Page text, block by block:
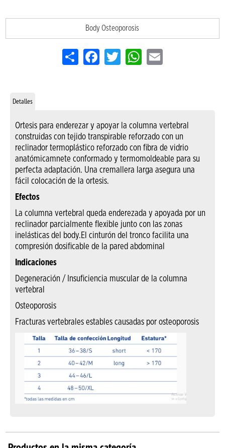
Body Osteoporosis
Share FacebookTwitterWhatsAppEmail
Detalles
Ortesis para enderezar y apoyar la columna vertebral
construidas con tejido transpirable reforzado con un
reclinador termoplástico reforzado con fibra de vidrio
anatómicamnete conformado y termomoldeable para su
perfecta adaptación. Una cremallera larga asegura una
fácil colocación de la ortesis.
Efectos
La columna vertebral queda enderezada y apoyada por un
reclinador parcialmente flexible junto con las zonas
inelásticas del body.El cinturón del tronco facilita una
compresión dosificable de la pared abdominal
Indicaciones
Degeneración / Insuficiencia muscular de la columna
vertebral
Osteoporosis
Fracturas vertebrales estables causadas por osteoporosis